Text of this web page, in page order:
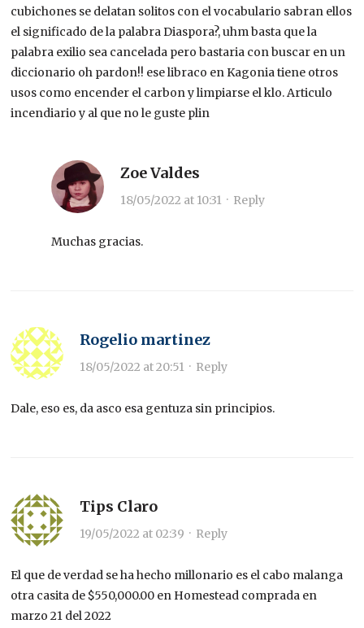
cubichones se delatan solitos con el vocabulario sabran ellos
el significado de la palabra Diaspora?, uhm basta que la
palabra exilio sea cancelada pero bastaria con buscar en un
diccionario oh pardon!! ese libraco en Kagonia tiene otros
usos como encender el carbon y limpiarse el klo. Articulo
incendiario y al que no le guste plin
Zoe Valdes
18/05/2022 at 10:31 · Reply
Muchas gracias.
Rogelio martinez
18/05/2022 at 20:51 · Reply
Dale, eso es, da asco esa gentuza sin principios.
Tips Claro
19/05/2022 at 02:39 · Reply
El que de verdad se ha hecho millonario es el cabo malanga
otra casita de $550,000.00 en Homestead comprada en
marzo 21 del 2022